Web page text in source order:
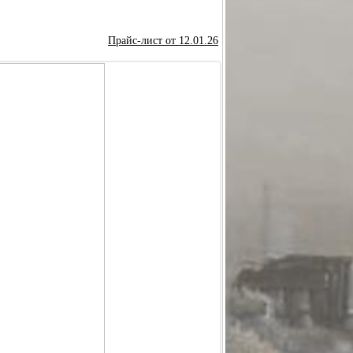
В СБОРЕ
Прайс-лист от 12.01.26